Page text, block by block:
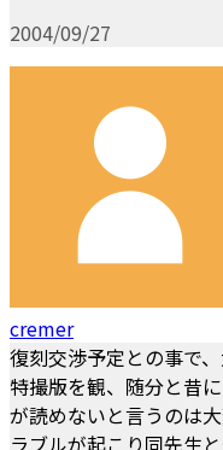
2004/09/27
cremer
復刻交渉予定との事で
特撮版を観、随分と昔
が読めないと言うのは
ラブルが起こり同先生